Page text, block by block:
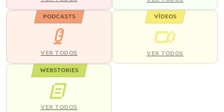
PODCASTS
VER TODOS
VÍDEOS
VER TODOS
WEBSTORIES
VER TODOS